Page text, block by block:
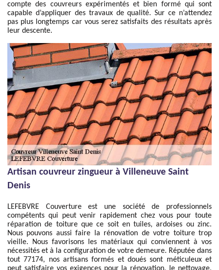
compte des couvreurs expérimentés et bien formé qui sont
capable d’appliquer des travaux de qualité. Sur ce n’attendez
pas plus longtemps car vous serez satisfaits des résultats après
leur descente.
Artisan couvreur zingueur à Villeneuve Saint
Denis
LEFEBVRE Couverture est une société de professionnels
compétents qui peut venir rapidement chez vous pour toute
réparation de toiture que ce soit en tuiles, ardoises ou zinc.
Nous pouvons aussi faire la rénovation de votre toiture trop
vieille. Nous favorisons les matériaux qui conviennent à vos
nécessités et à la configuration de votre demeure. Réputée dans
tout 77174, nos artisans formés et doués sont méticuleux et